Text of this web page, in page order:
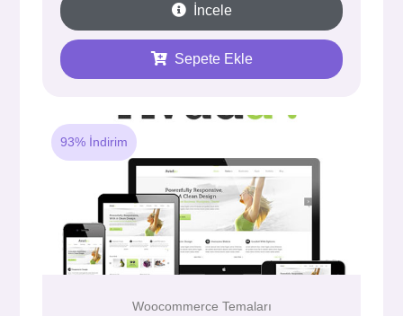
İncele
Sepete Ekle
93% İndirim
Woocommerce Temaları